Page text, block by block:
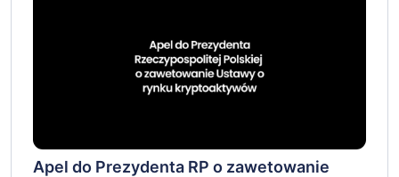
Apel do Prezydenta RP o zawetowanie